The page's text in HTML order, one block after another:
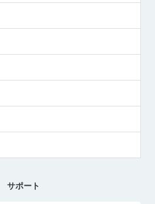
サポート